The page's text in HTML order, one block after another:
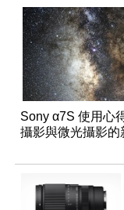
Sony α7S 使用心
攝影與微光攝影的